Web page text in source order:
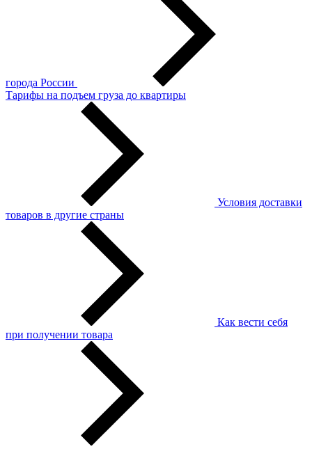
города России
Тарифы на подъем груза до квартиры
Условия доставки
товаров в другие страны
Как вести себя
при получении товара